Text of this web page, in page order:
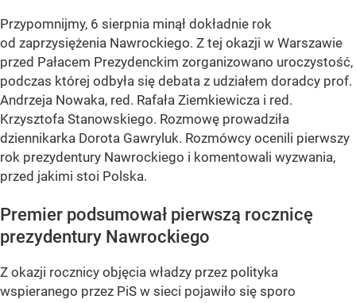
Przypomnijmy, 6 sierpnia minął dokładnie rok
od zaprzysiężenia Nawrockiego. Z tej okazji w Warszawie
przed Pałacem Prezydenckim zorganizowano uroczystość,
podczas której odbyła się debata z udziałem doradcy prof.
Andrzeja Nowaka, red. Rafała Ziemkiewicza i red.
Krzysztofa Stanowskiego. Rozmowę prowadziła
dziennikarka Dorota Gawryluk. Rozmówcy ocenili pierwszy
rok prezydentury Nawrockiego i komentowali wyzwania,
przed jakimi stoi Polska.
Premier podsumował pierwszą rocznicę
prezydentury Nawrockiego
Z okazji rocznicy objęcia władzy przez polityka
wspieranego przez PiS w sieci pojawiło się sporo